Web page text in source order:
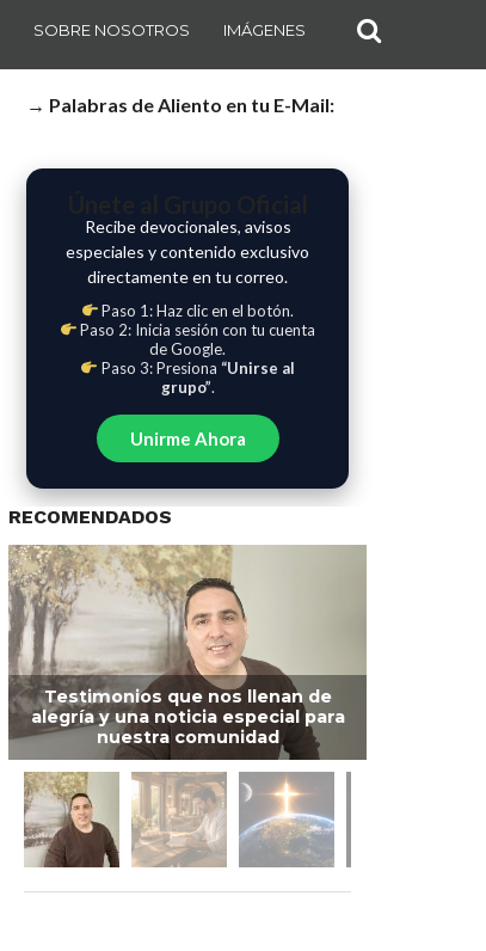
SOBRE NOSOTROS IMÁGENES
→ Palabras de Aliento en tu E-Mail:
Recibe devocionales, avisos
especiales y contenido exclusivo
directamente en tu correo.
Paso 1: Haz clic en el botón.
Paso 2: Inicia sesión con tu cuenta
de Google.
Paso 3: Presiona “Unirse al
grupo”.
Unirme Ahora
RECOMENDADOS
Testimonios que nos llenan de
alegría y una noticia especial para
nuestra comunidad